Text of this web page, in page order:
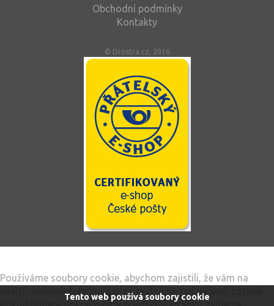
Tento web používá soubory cookie
Obchodní podmínky
Kontakty
© Drostra.cz, 2016
Používáme soubory cookie, abychom zajistili, že vám na
našich webových stránkách poskytneme ten nejlepší zážitek.